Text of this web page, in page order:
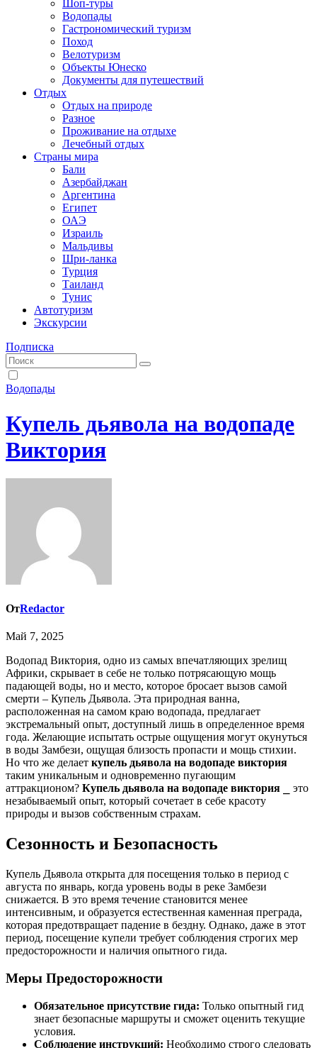
Шоп-туры
Водопады
Гастрономический туризм
Поход
Велотуризм
Объекты Юнеско
Документы для путешествий
Отдых
Отдых на природе
Разное
Проживание на отдыхе
Лечебный отдых
Страны мира
Бали
Азербайджан
Аргентина
Египет
ОАЭ
Израиль
Мальдивы
Шри-ланка
Турция
Таиланд
Тунис
Автотуризм
Экскурсии
Подписка
Водопады
Купель дьявола на водопаде
Виктория
ОтRedactor
Май 7, 2025
Водопад Виктория, одно из самых впечатляющих зрелищ
Африки, скрывает в себе не только потрясающую мощь
падающей воды, но и место, которое бросает вызов самой
смерти – Купель Дьявола. Эта природная ванна,
расположенная на самом краю водопада, предлагает
экстремальный опыт, доступный лишь в определенное время
года. Желающие испытать острые ощущения могут окунуться
в воды Замбези, ощущая близость пропасти и мощь стихии.
Но что же делает купель дьявола на водопаде виктория
таким уникальным и одновременно пугающим
аттракционом? Купель дьявола на водопаде виктория ⎯ это
незабываемый опыт, который сочетает в себе красоту
природы и вызов собственным страхам.
Сезонность и Безопасность
Купель Дьявола открыта для посещения только в период с
августа по январь, когда уровень воды в реке Замбези
снижается. В это время течение становится менее
интенсивным, и образуется естественная каменная преграда,
которая предотвращает падение в бездну. Однако, даже в этот
период, посещение купели требует соблюдения строгих мер
предосторожности и наличия опытного гида.
Меры Предосторожности
Обязательное присутствие гида: Только опытный гид
знает безопасные маршруты и сможет оценить текущие
условия.
Соблюдение инструкций: Необходимо строго следовать